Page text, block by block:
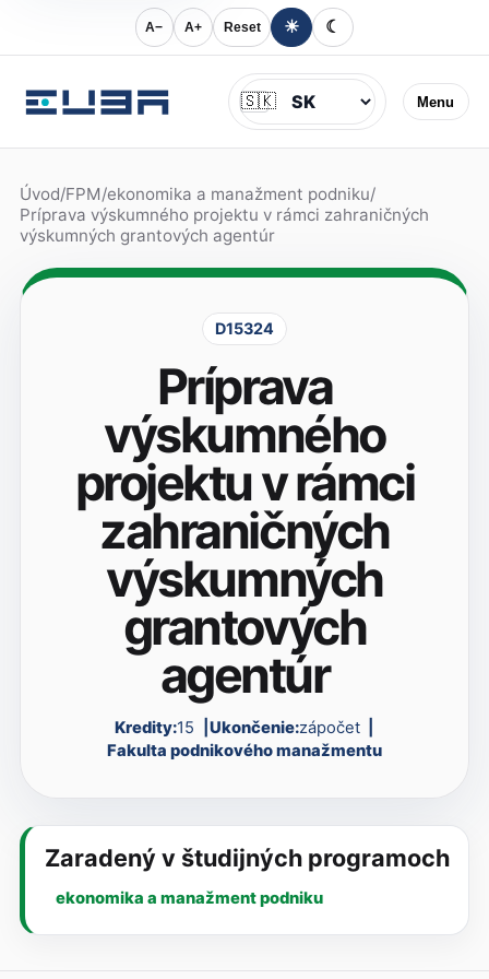
A− A+ Reset ☀ ☾
Menu
Jazyk
🇸🇰
Úvod/FPM/ekonomika a manažment podniku/
Príprava výskumného projektu v rámci zahraničných
výskumných grantových agentúr
D15324
Príprava
výskumného
projektu v rámci
zahraničných
výskumných
grantových
agentúr
Kredity:15 Ukončenie:zápočet
Fakulta podnikového manažmentu
Zaradený v študijných programoch
ekonomika a manažment podniku